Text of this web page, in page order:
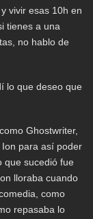
vivir esas 10h en
tienes a una
no hablo de
lo que deseo que
Ghostwriter,
para así poder
que sucedió fue
lloraba cuando
como
repasaba lo